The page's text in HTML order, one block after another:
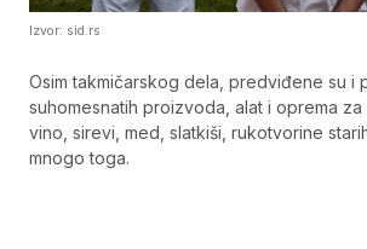
Izvor: sid.rs
Osim takmičarskog dela, predviđene su i
suhomesnatih proizvoda, alat i oprema za
vino, sirevi, med, slatkiši, rukotvorine
mnogo toga.